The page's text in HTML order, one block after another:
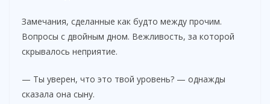
Замечания, сделанные как будто между прочим.
Вопросы с двойным дном. Вежливость, за которой
скрывалось неприятие.
— Ты уверен, что это твой уровень? — однажды
сказала она сыну.